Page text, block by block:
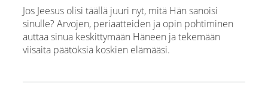
Jos Jeesus olisi täällä juuri nyt, mitä Hän sanoisi
sinulle? Arvojen, periaatteiden ja opin pohtiminen
auttaa sinua keskittymään Häneen ja tekemään
viisaita päätöksiä koskien elämääsi.